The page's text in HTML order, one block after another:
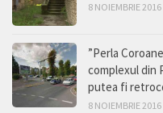
8 NOIEMBRIE 2016
”Perla
complexul din
putea fi
8 NOIEMBRIE 2016